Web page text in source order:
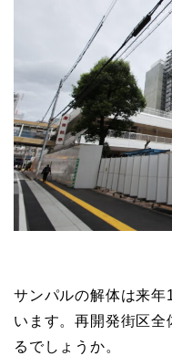
サンパルの解体は来年
います。再開発街区
るでしょうか。